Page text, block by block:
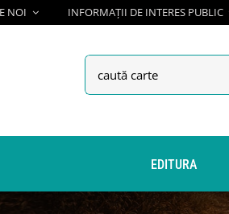
NOI INFORMAȚII DE INTERES PUBLIC
Search
for:
EDITURA